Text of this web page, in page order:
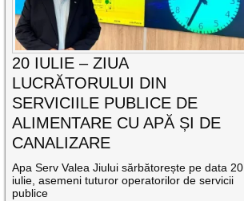
20 IULIE – ZIUA
LUCRĂTORULUI DIN
SERVICIILE PUBLICE DE
ALIMENTARE CU APĂ ȘI DE
CANALIZARE
Apa Serv Valea Jiului sărbătorește pe data 20
iulie, asemeni tuturor operatorilor de servicii
publice